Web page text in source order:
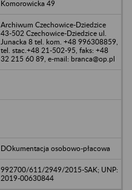
Komorowicka 49
Archiwum Czechowice-Dziedzice
43-502 Czechowice-Dziedzice ul.
Junacka 8 tel. kom. +48 996308859,
tel. stac.+48 21-502-95, faks: +48
32 215 60 89, e-mail: branca@op.pl
DOkumentacja osobowo-płacowa
992700/611/2949/2015-SAK; UNP:
2019-00630844